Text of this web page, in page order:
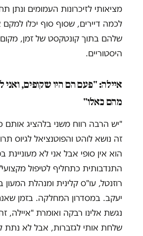
מציאותי לזיכרונות העמומים ונתן
לכמה דיירים, שסוף סוף יכלו למקם
שלהם בתוך קונטקסט של זמן, מקום
היסטוריים.
איילה: "פעם הם היו שקופים,
מהם כאלו"
"יש הרבה רווח משני בלהציג אותם
זה נושא לוהט והפוטנציאל לגיוס
הוא אין סופי אבל אני לא מעוניינת
התנדבותית כתחליף לטיפול
רוזנטל, עו"ס קלינית ומנהלת
יעקב. במסדרון המחלקה. בזמן
נגשת אלינו רבקה ואומרת "איילה,
שלחת אותי לגזברות, אבל לא